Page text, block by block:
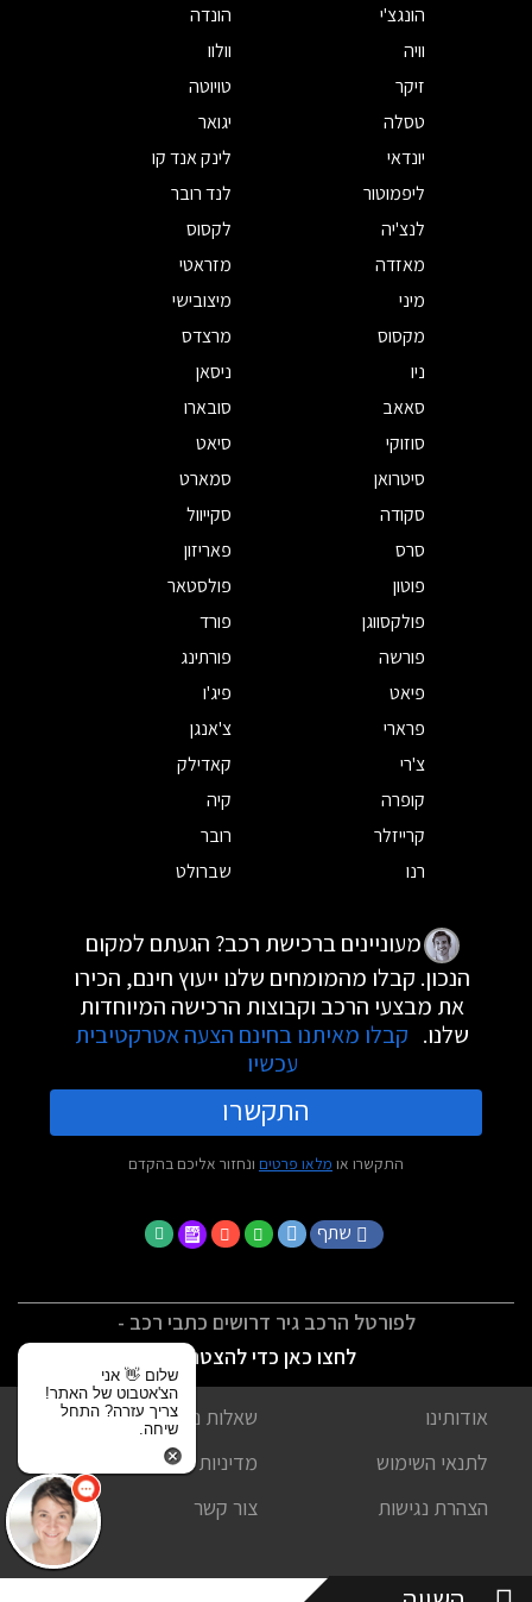
הונגצ'י
הונדה
וויה
וולוו
זיקר
טויוטה
טסלה
יגואר
יונדאי
לינק אנד קו
ליפמוטור
לנד רובר
לנצ'יה
לקסוס
מאזדה
מזראטי
מיני
מיצובישי
מקסוס
מרצדס
ניו
ניסאן
סאאב
סובארו
סוזוקי
סיאט
סיטרואן
סמארט
סקודה
סקייוול
סרס
פאריזון
פוטון
פולסטאר
פולקסווגן
פורד
פורשה
פורתינג
פיאט
פיג'ו
פרארי
צ'אנגן
צ'רי
קאדילק
קופרה
קיה
קרייזלר
רובר
רנו
שברולט
מעוניינים ברכישת רכב? הגעתם למקום
הנכון. קבלו מהמומחים שלנו ייעוץ חינם, הכירו
את מבצעי הרכב וקבוצות הרכישה המיוחדות
שלנו. קבלו מאיתנו בחינם הצעה אטרקטיבית
עכשיו
התקשרו
התקשרו או מלאו פרטים ונחזור אליכם בהקדם
שתף
לפורטל הרכב גיר דרושים כתבי רכב -
לחצו כאן כדי להצטרף
אודותינו
שאלות נפוצות
לתנאי השימוש
מדיניות פרטיות
הצהרת נגישות
צור קשר
שלום 👋 אני
הצ'אטבוט של האתר!
צריך עזרה? התחל
שיחה.